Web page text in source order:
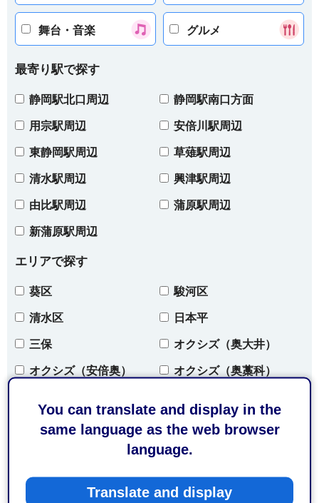
You can translate and display in the
same language as the web browser
language.
Translate and display
舞台・音楽 グルメ
最寄り駅で探す
静岡駅北口周辺 静岡駅南口方面
用宗駅周辺 安倍川駅周辺
東静岡駅周辺 草薙駅周辺
清水駅周辺 興津駅周辺
由比駅周辺 蒲原駅周辺
新蒲原駅周辺
エリアで探す
葵区 駿河区
清水区 日本平
三保 オクシズ（奥大井）
オクシズ（安倍奥） オクシズ（奥藁科）